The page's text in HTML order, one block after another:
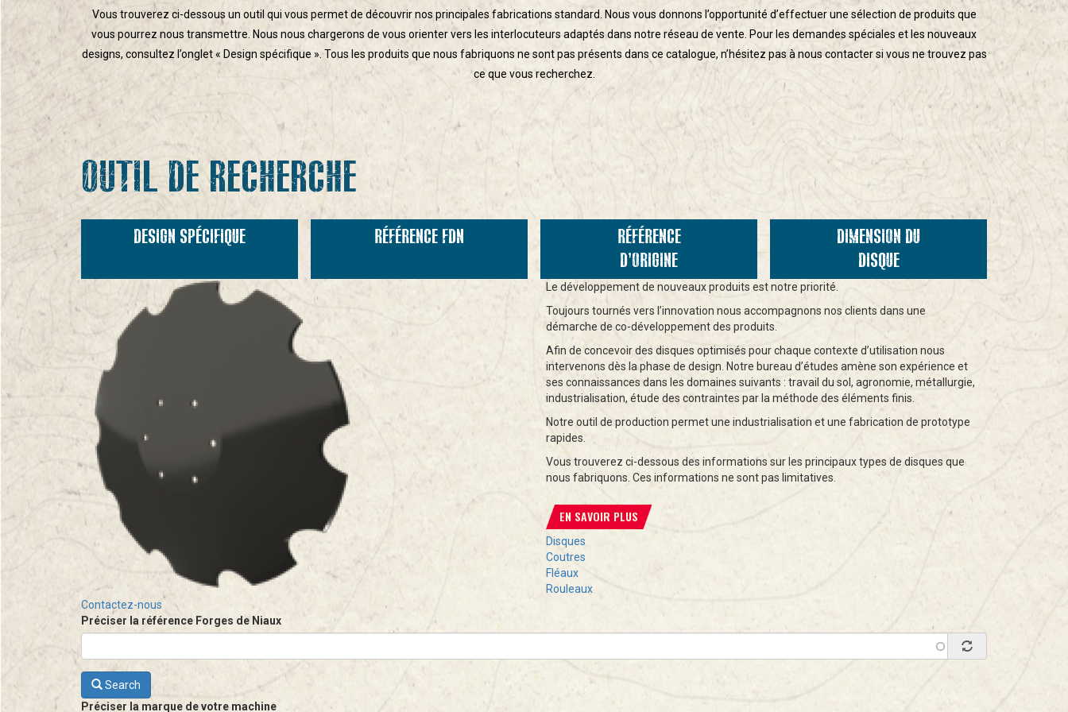
Vous trouverez ci-dessous un outil qui vous permet de découvrir nos principales fabrications standard. Nous vous donnons l’opportunité d’effectuer une sélection de produits que
vous pourrez nous transmettre. Nous nous chargerons de vous orienter vers les interlocuteurs adaptés dans notre réseau de vente. Pour les demandes spéciales et les nouveaux
designs, consultez l’onglet « Design spécifique ». Tous les produits que nous fabriquons ne sont pas présents dans ce catalogue, n’hésitez pas à nous contacter si vous ne trouvez pas
ce que vous recherchez.
OUTIL DE RECHERCHE
DESIGN SPÉCIFIQUE RÉFÉRENCE FDN
RÉFÉRENCE
D’ORIGINE
DIMENSION DU
DISQUE
Le développement de nouveaux produits est notre priorité.
Toujours tournés vers l’innovation nous accompagnons nos clients dans une
démarche de co-développement des produits.
Afin de concevoir des disques optimisés pour chaque contexte d’utilisation nous
intervenons dès la phase de design. Notre bureau d’études amène son expérience et
ses connaissances dans les domaines suivants : travail du sol, agronomie, métallurgie,
industrialisation, étude des contraintes par la méthode des éléments finis.
Notre outil de production permet une industrialisation et une fabrication de prototype
rapides.
Vous trouverez ci-dessous des informations sur les principaux types de disques que
nous fabriquons. Ces informations ne sont pas limitatives.
EN SAVOIR PLUS
Disques
Coutres
Fléaux
Rouleaux
Contactez-nous
Préciser la référence Forges de Niaux
Search
Préciser la marque de votre machine